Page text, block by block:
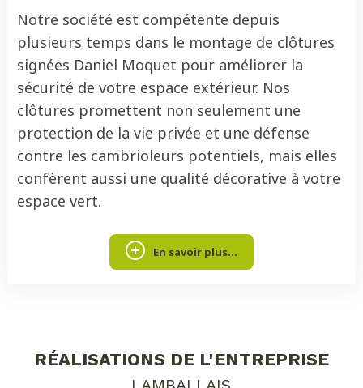
Notre société est compétente depuis
plusieurs temps dans le montage de clôtures
signées Daniel Moquet pour améliorer la
sécurité de votre espace extérieur. Nos
clôtures promettent non seulement une
protection de la vie privée et une défense
contre les cambrioleurs potentiels, mais elles
confèrent aussi une qualité décorative à votre
espace vert.
En savoir plus...
RÉALISATIONS DE L'ENTREPRISE